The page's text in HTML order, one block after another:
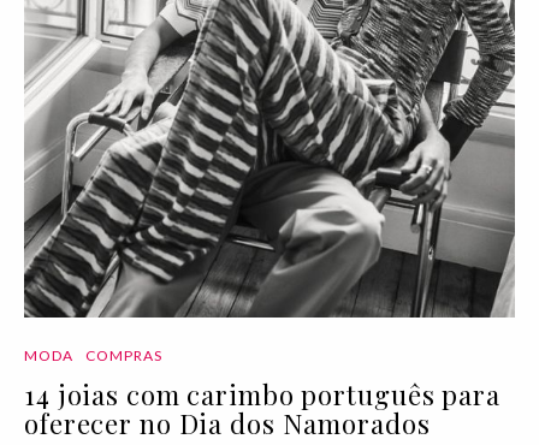
MODA COMPRAS
14 joias com carimbo português para
oferecer no Dia dos Namorados